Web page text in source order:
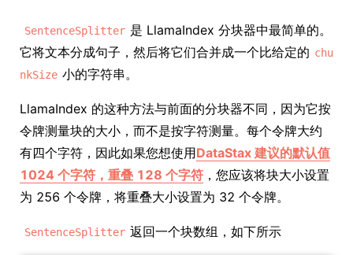
SentenceSplitter 是 LlamaIndex 分块器中最简单的。
它将文本分成句子，然后将它们合并成一个比给定的 chu
nkSize 小的字符串。
LlamaIndex 的这种方法与前面的分块器不同，因为它按
令牌测量块的大小，而不是按字符测量。每个令牌大约
有四个字符，因此如果您想使用DataStax 建议的默认值
1024 个字符，重叠 128 个字符 ，您应该将块大小设置
为 256 个令牌，将重叠大小设置为 32 个令牌。
SentenceSplitter 返回一个块数组，如下所示